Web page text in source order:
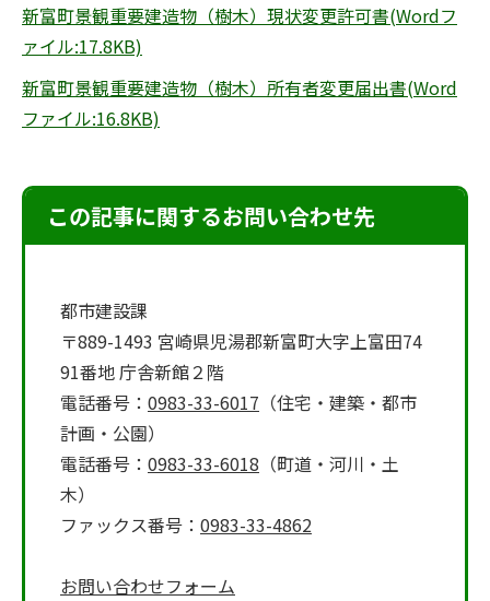
新富町景観重要建造物（樹木）現状変更許可書(Wordフ
ァイル:17.8KB)
新富町景観重要建造物（樹木）所有者変更届出書(Word
ファイル:16.8KB)
この記事に関するお問い合わせ先
都市建設課
〒889-1493 宮崎県児湯郡新富町大字上富田74
91番地 庁舎新館２階
電話番号： 0983-33-6017 （住宅・建築・都市
計画・公園）
電話番号： 0983-33-6018 （町道・河川・土
木）
ファックス番号： 0983-33-4862
お問い合わせフォーム